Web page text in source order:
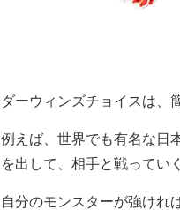
ダーウィンズチョイスは、
例えば、世界でも有名な日
を出して、相手と戦ってい
自分のモンスターが強けれ